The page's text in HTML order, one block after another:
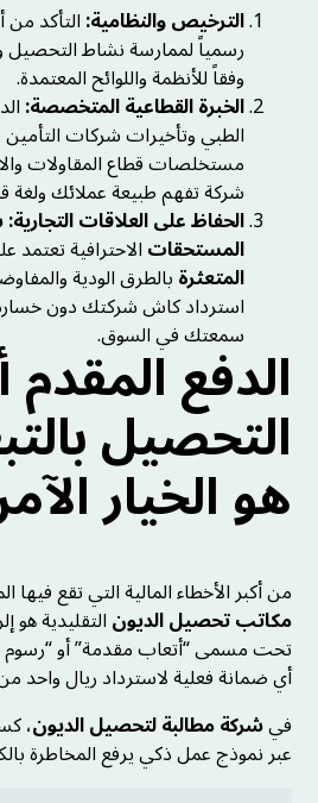
الترخيص والنظامية:التأكد
رسمياً لممارسة نشاط التحصيل
وفقاً للأنظمة واللوائح المعتمدة.
الخبرة القطاعية المتخصصة:
الطبي وتأخيرات شركات
مستخلصات قطاع المقاولات
شركة تفهم طبيعة عملائك ولغة
الحفاظ على العلاقات التجارية:
المستحقاتالاحترافية تعتمد
المتعثرةبالطرق الودية
استرداد كاش شركتك دون
سمعتك في السوق.
الدفع المقدم
التحصيل
هو الخيار
من أكبر الأخطاء المالية التي تقع
مكاتب تحصيل الديونالتقليدية هو
تحت مسمى “أتعاب مقدمة” أو
أي ضمانة فعلية لاسترداد ريال واحد
فيشركة مطالبة لتحصيل الديون،
عبر نموذج عمل ذكي يرفع المخاطرة